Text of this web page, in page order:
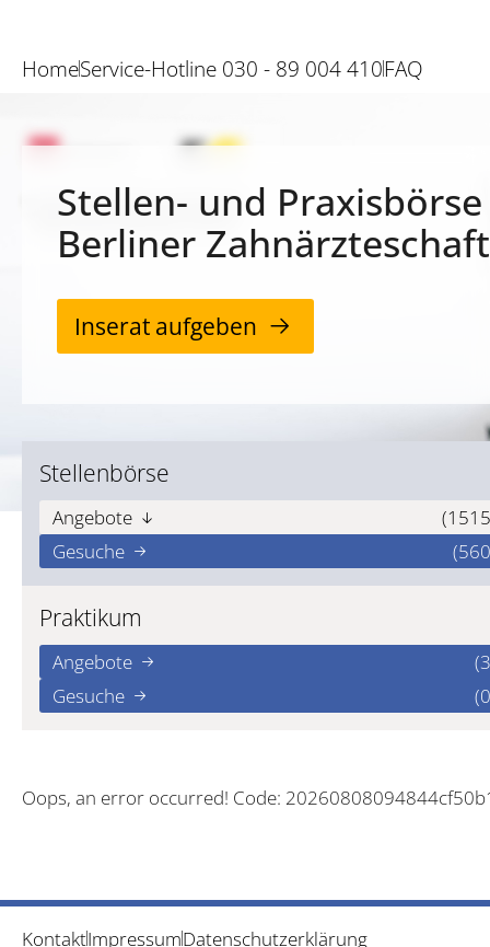
HomeService-Hotline 030 - 89 004 410FAQ
Stellen- und
Berliner Zahnärzteschaft
Inserat aufgeben
Stellenbörse
Angebote
Gesuche
Praktikum
Angebote
Gesuche
Oops, an error occurred! Code:
KontaktImpressumDatenschutzerklärung